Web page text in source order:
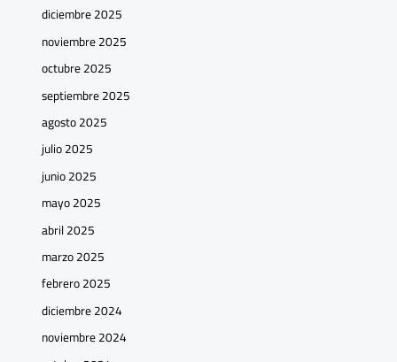
diciembre 2025
noviembre 2025
octubre 2025
septiembre 2025
agosto 2025
julio 2025
junio 2025
mayo 2025
abril 2025
marzo 2025
febrero 2025
diciembre 2024
noviembre 2024